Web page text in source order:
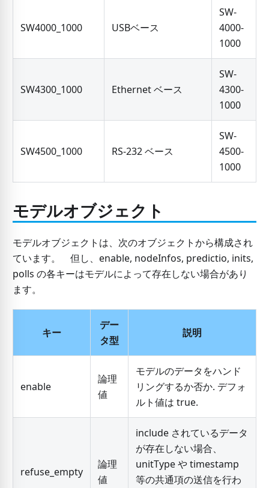
SW4000_1000 USBベース
SW-
4000-
1000
SW4300_1000 Ethernet ベース
SW-
4300-
1000
SW4500_1000 RS-232 ベース
SW-
4500-
1000
モデルオブジェクト
モデルオブジェクトは、次のオブジェクトから構成され
ています。 但し、enable, nodeInfos, predictio, inits,
polls の各キーはモデルによって存在しない場合があり
ます。
キー
デー
タ型
説明
enable
論理
値
モデルのデータをハンド
リングするか否か. デフォ
ルト値は true.
refuse_empty
論理
値
include されているデータ
が存在しない場合、
unitType や timestamp
等の共通項の送信を行わ